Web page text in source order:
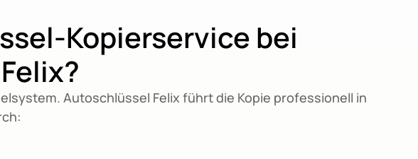
Kopierservice bei
Autoschlüssel Felix führt die Kopie professionell in